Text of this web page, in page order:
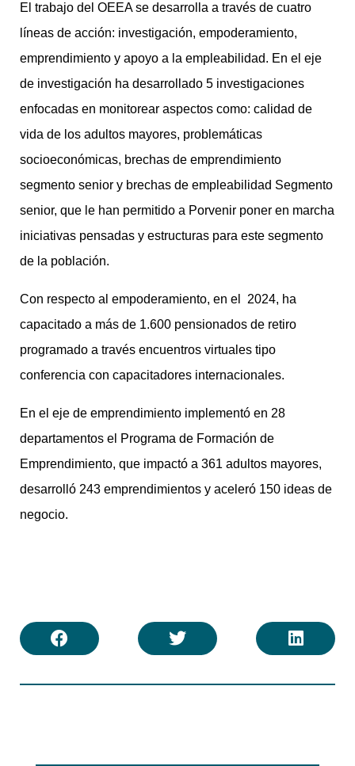
El trabajo del OEEA se desarrolla a través de cuatro
líneas de acción: investigación, empoderamiento,
emprendimiento y apoyo a la empleabilidad. En el eje
de investigación ha desarrollado 5 investigaciones
enfocadas en monitorear aspectos como: calidad de
vida de los adultos mayores, problemáticas
socioeconómicas, brechas de emprendimiento
segmento senior y brechas de empleabilidad Segmento
senior, que le han permitido a Porvenir poner en marcha
iniciativas pensadas y estructuras para este segmento
de la población.
Con respecto al empoderamiento, en el 2024, ha
capacitado a más de 1.600 pensionados de retiro
programado a través encuentros virtuales tipo
conferencia con capacitadores internacionales.
En el eje de emprendimiento implementó en 28
departamentos el Programa de Formación de
Emprendimiento, que impactó a 361 adultos mayores,
desarrolló 243 emprendimientos y aceleró 150 ideas de
negocio.